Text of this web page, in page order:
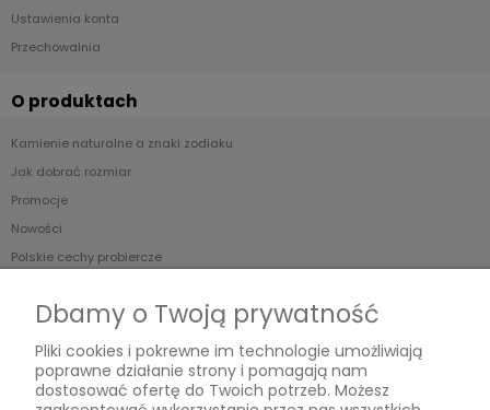
Ustawienia konta
Przechowalnia
O produktach
Kamienie naturalne a znaki zodiaku
Jak dobrać rozmiar
Promocje
Nowości
Polskie cechy probiercze
Dowiedz się więcej
O Magnesce
Warsztaty
Dbamy o Twoją prywatność
Pliki cookies i pokrewne im technologie umożliwiają
poprawne działanie strony i pomagają nam
dostosować ofertę do Twoich potrzeb. Możesz